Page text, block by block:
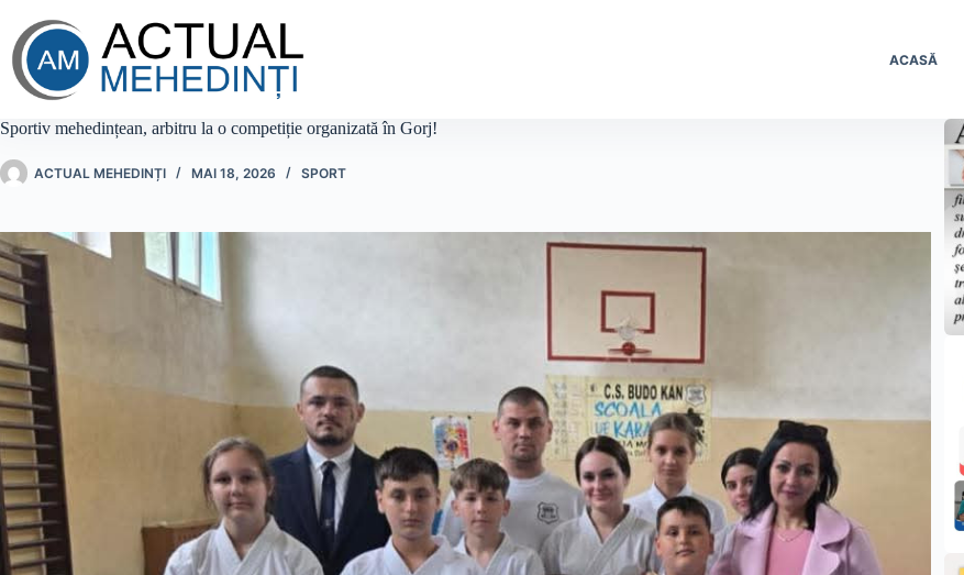
conținut
ACASĂ
Sportiv mehedințean, arbitru la o competiție organizată în Gorj!
ACTUAL MEHEDINȚI MAI 18, 2026 SPORT